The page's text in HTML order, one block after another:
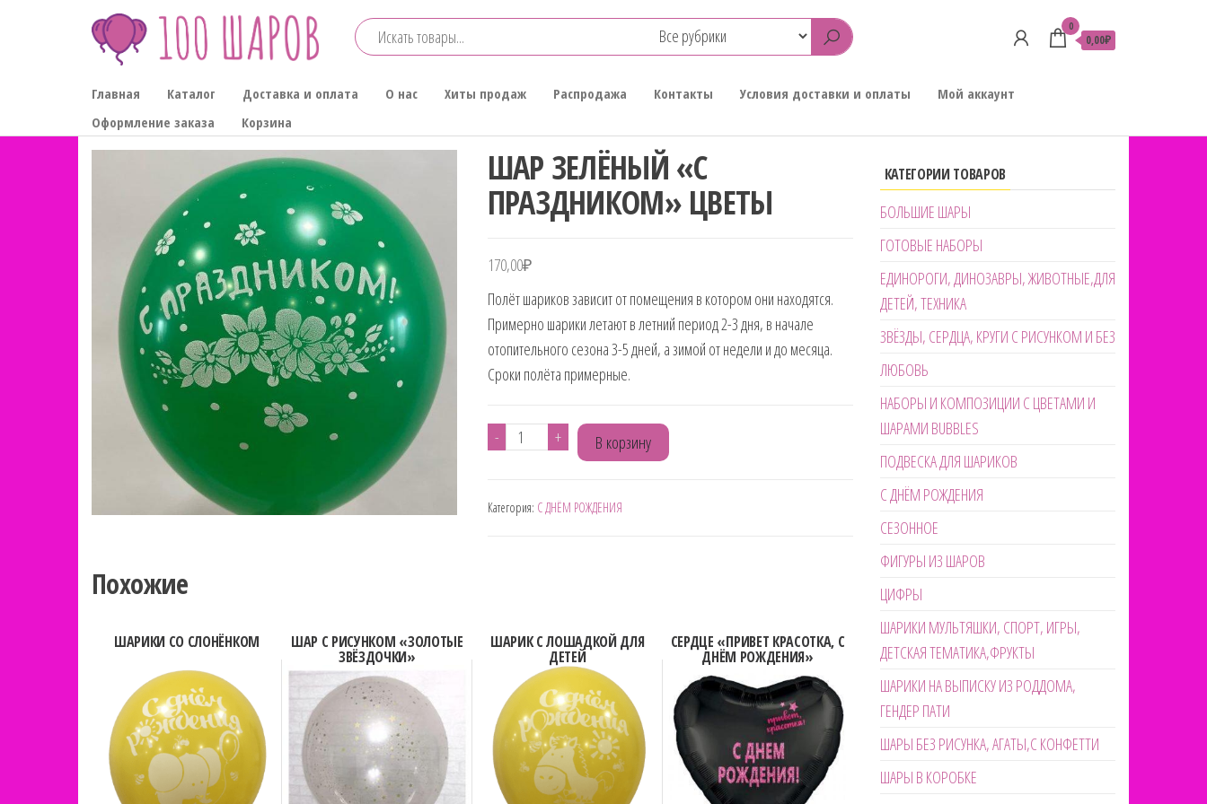
ШАРОВ
0
0,00₽
Главная Каталог Доставка и оплата О нас Хиты продаж Распродажа Контакты Условия доставки и оплаты
Мой аккаунт
Оформление заказа
Корзина
ШАР ЗЕЛЁНЫЙ «С
ПРАЗДНИКОМ» ЦВЕТЫ
170,00₽
Полёт шариков зависит от помещения в котором они находятся.
Примерно шарики летают в летний период 2-3 дня, в начале
отопительного сезона 3-5 дней, а зимой от недели и до месяца.
Сроки полёта примерные.
-
Количество
ЗЕЛЁНЫЙ
+ В корзину
Категория: С ДНЁМ РОЖДЕНИЯ
Похожие
ШАРИКИ СО СЛОНЁНКОМ ШАР С РИСУНКОМ «ЗОЛОТЫЕ
ЗВЁЗДОЧКИ»
ШАРИК С ЛОШАДКОЙ ДЛЯ
ДЕТЕЙ
СЕРДЦЕ «ПРИВЕТ КРАСОТКА, С
ДНЁМ РОЖДЕНИЯ»
КАТЕГОРИИ ТОВАРОВ
БОЛЬШИЕ ШАРЫ
ГОТОВЫЕ НАБОРЫ
ЕДИНОРОГИ, ДИНОЗАВРЫ, ЖИВОТНЫЕ,ДЛЯ
ДЕТЕЙ, ТЕХНИКА
ЗВЁЗДЫ, СЕРДЦА, КРУГИ С РИСУНКОМ И БЕЗ
ЛЮБОВЬ
НАБОРЫ И КОМПОЗИЦИИ С ЦВЕТАМИ И
ШАРАМИ BUBBLES
ПОДВЕСКА ДЛЯ ШАРИКОВ
С ДНЁМ РОЖДЕНИЯ
СЕЗОННОЕ
ФИГУРЫ ИЗ ШАРОВ
ЦИФРЫ
ШАРИКИ МУЛЬТЯШКИ, СПОРТ, ИГРЫ,
ДЕТСКАЯ ТЕМАТИКА,ФРУКТЫ
ШАРИКИ НА ВЫПИСКУ ИЗ РОДДОМА,
ГЕНДЕР ПАТИ
ШАРЫ БЕЗ РИСУНКА, АГАТЫ,С КОНФЕТТИ
ШАРЫ В КОРОБКЕ